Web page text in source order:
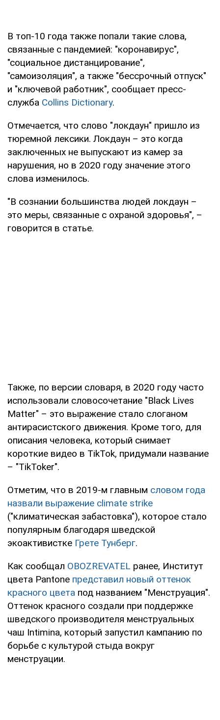
В топ-10 года также попали такие слова,
связанные с пандемией: "коронавирус",
"социальное дистанцирование",
"самоизоляция", а также "бессрочный отпуск"
и "ключевой работник", сообщает пресс-
служба Collins Dictionary.
Отмечается, что слово "локдаун" пришло из
тюремной лексики. Локдаун – это когда
заключенных не выпускают из камер за
нарушения, но в 2020 году значение этого
слова изменилось.
"В сознании большинства людей локдаун –
это меры, связанные с охраной здоровья", –
говорится в статье.
Также, по версии словаря, в 2020 году часто
использовали словосочетание "Black Lives
Matter" – это выражение стало слоганом
антирасистского движения. Кроме того, для
описания человека, который снимает
короткие видео в TikTok, придумали название
– "TikToker".
Отметим, что в 2019-м главным словом года
назвали выражение climate strike
("климатическая забастовка"), которое стало
популярным благодаря шведской
экоактивистке Грете Тунберг.
Как сообщал OBOZREVATEL ранее, Институт
цвета Pantone представил новый оттенок
красного цвета под названием "Менструация".
Оттенок красного создали при поддержке
шведского производителя менструальных
чаш Intimina, который запустил кампанию по
борьбе с культурой стыда вокруг
менструации.